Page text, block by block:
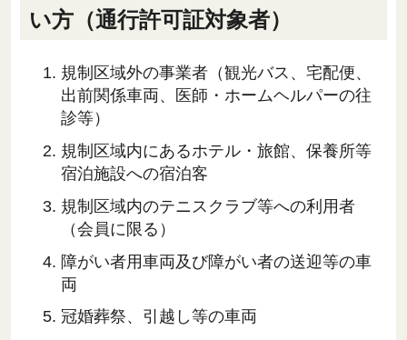
い方（通行許可証対象者）
規制区域外の事業者（観光バス、宅配便、
出前関係車両、医師・ホームヘルパーの往
診等）
規制区域内にあるホテル・旅館、保養所等
宿泊施設への宿泊客
規制区域内のテニスクラブ等への利用者
（会員に限る）
障がい者用車両及び障がい者の送迎等の車
両
冠婚葬祭、引越し等の車両